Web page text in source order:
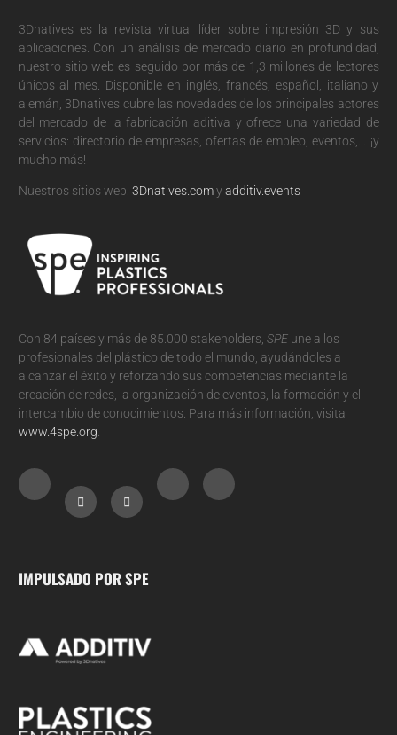
3Dnatives es la revista virtual líder sobre impresión 3D y sus
aplicaciones. Con un análisis de mercado diario en profundidad,
nuestro sitio web es seguido por más de 1,3 millones de lectores
únicos al mes. Disponible en inglés, francés, español, italiano y
alemán, 3Dnatives cubre las novedades de los principales actores
del mercado de la fabricación aditiva y ofrece una variedad de
servicios: directorio de empresas, ofertas de empleo, eventos,… ¡y
mucho más!
Nuestros sitios web: 3Dnatives.comy additiv.events
Con 84 países y más de 85.000 stakeholders, SPEune a los
profesionales del plástico de todo el mundo, ayudándoles a
alcanzar el éxito y reforzando sus competencias mediante la
creación de redes, la organización de eventos, la formación y el
intercambio de conocimientos. Para más información, visita
www.4spe.org
IMPULSADO POR SPE